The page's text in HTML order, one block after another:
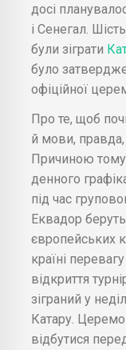
досі
і Сенегал.
були зіграти
було
офіційної
Про те, щоб
й мови, правда,
Причиною тому
денного
під час
Еквадор беруть
європейських
країні
відкриття
зіграний у
Катару.
відбутися